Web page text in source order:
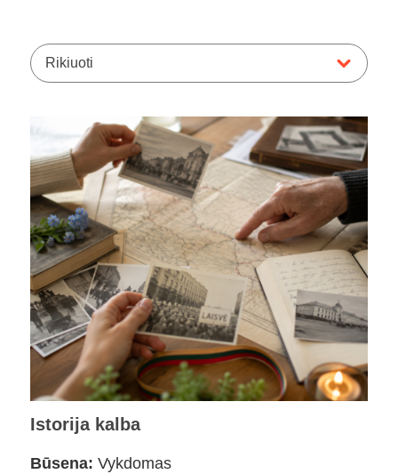
Rikiuoti
Istorija kalba
Būsena: Vykdomas